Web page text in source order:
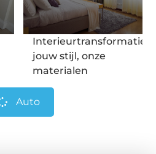
Interieurtransformatie:
jouw stijl, onze
materialen
Auto